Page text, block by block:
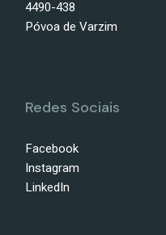
4490-438
Póvoa de Varzim
Redes Sociais
Facebook
Instagram
LinkedIn